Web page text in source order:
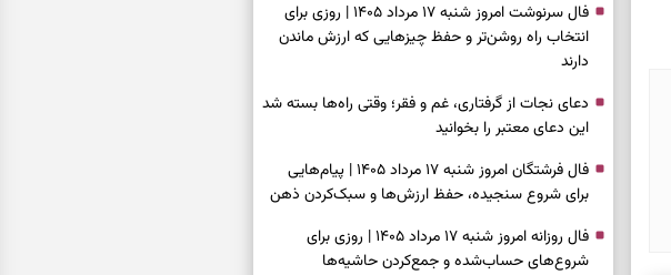
فال سرنوشت امروز شنبه ۱۷ مرداد ۱۴۰۵ | روزی برای
انتخاب راه روشن‌تر و حفظ چیزهایی که ارزش ماندن
دارند
دعای نجات از گرفتاری، غم و فقر؛ وقتی راه‌ها بسته شد
این دعای معتبر را بخوانید
فال فرشتگان امروز شنبه ۱۷ مرداد ۱۴۰۵ | پیام‌هایی
برای شروع سنجیده، حفظ ارزش‌ها و سبک‌کردن ذهن
فال روزانه امروز شنبه ۱۷ مرداد ۱۴۰۵ | روزی برای
شروع‌های حساب‌شده و جمع‌کردن حاشیه‌ها